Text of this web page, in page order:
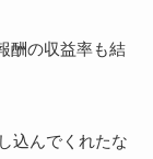
酬の収益率も結
込んでくれたな